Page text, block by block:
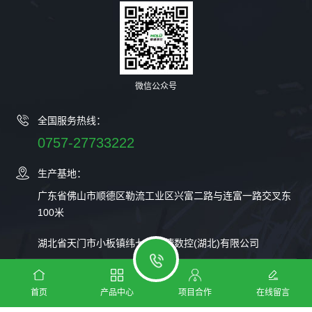
微信公众号
全国服务热线：
0757-27733222
生产基地：
广东省佛山市顺德区勒流工业区兴富二路与连富一路交叉东
100米
湖北省天门市小板镇纬七路豪德数控(湖北)有限公司
广东豪德数控装备股份有限公司 ©2023 版权所有 法律声明
ICP备16127587号
首页 产品中心 项目合作 在线留言